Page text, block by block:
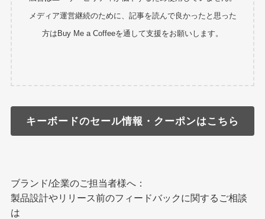
メディア運営継続のために、記事を読んで良かったと思った
方はBuy Me a Coffeeを通して支援をお願いします。
キーボードのセール情報・クーポンはこちら
ブランド/企業のご担当者様へ：
製品設計やリリース前のフィードバックに関するご相談
は